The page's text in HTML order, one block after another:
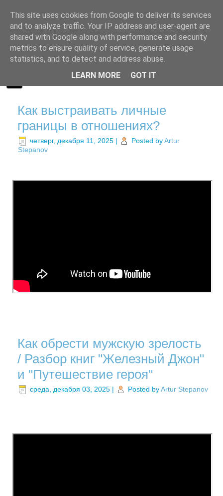
Как выстраивать личные
границы в отношениях?
четверг, декабря 11, 2025 | Posted byArtur
Stepanov
Как обрести мужскую зрелость
/ Разбор книг "Железный Джон"
и "Путешествие героя"
среда, декабря 03, 2025 | Posted byArtur Stepanov
This site uses cookies from Google to deliver its services
and to analyze traffic. Your IP address and user-agent are
shared with Google along with performance and security
metrics to ensure quality of service, generate usage
statistics, and to detect and address abuse.
LEARN MORE
GOT IT